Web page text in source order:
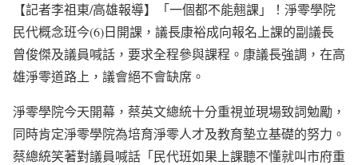
【記者李祖東/高雄報導】「一個都𣎴能翹課」！淨零學院
民代概念班今(6)日開課，議長康裕成向報名上課的副議長
曾俊傑及議員喊話，要求全程參與課程。康議長強調，在高
雄淨零道路上，議會絕不會缺席。
淨零學院今天開幕，蔡英文總統十分重視並現場致詞勉勵，
同時肯定淨零學院為培育淨零人才及教育墊立基礎的努力。
蔡總統笑著對議員喊話「民代班如果上課聽不懂就叫市府重